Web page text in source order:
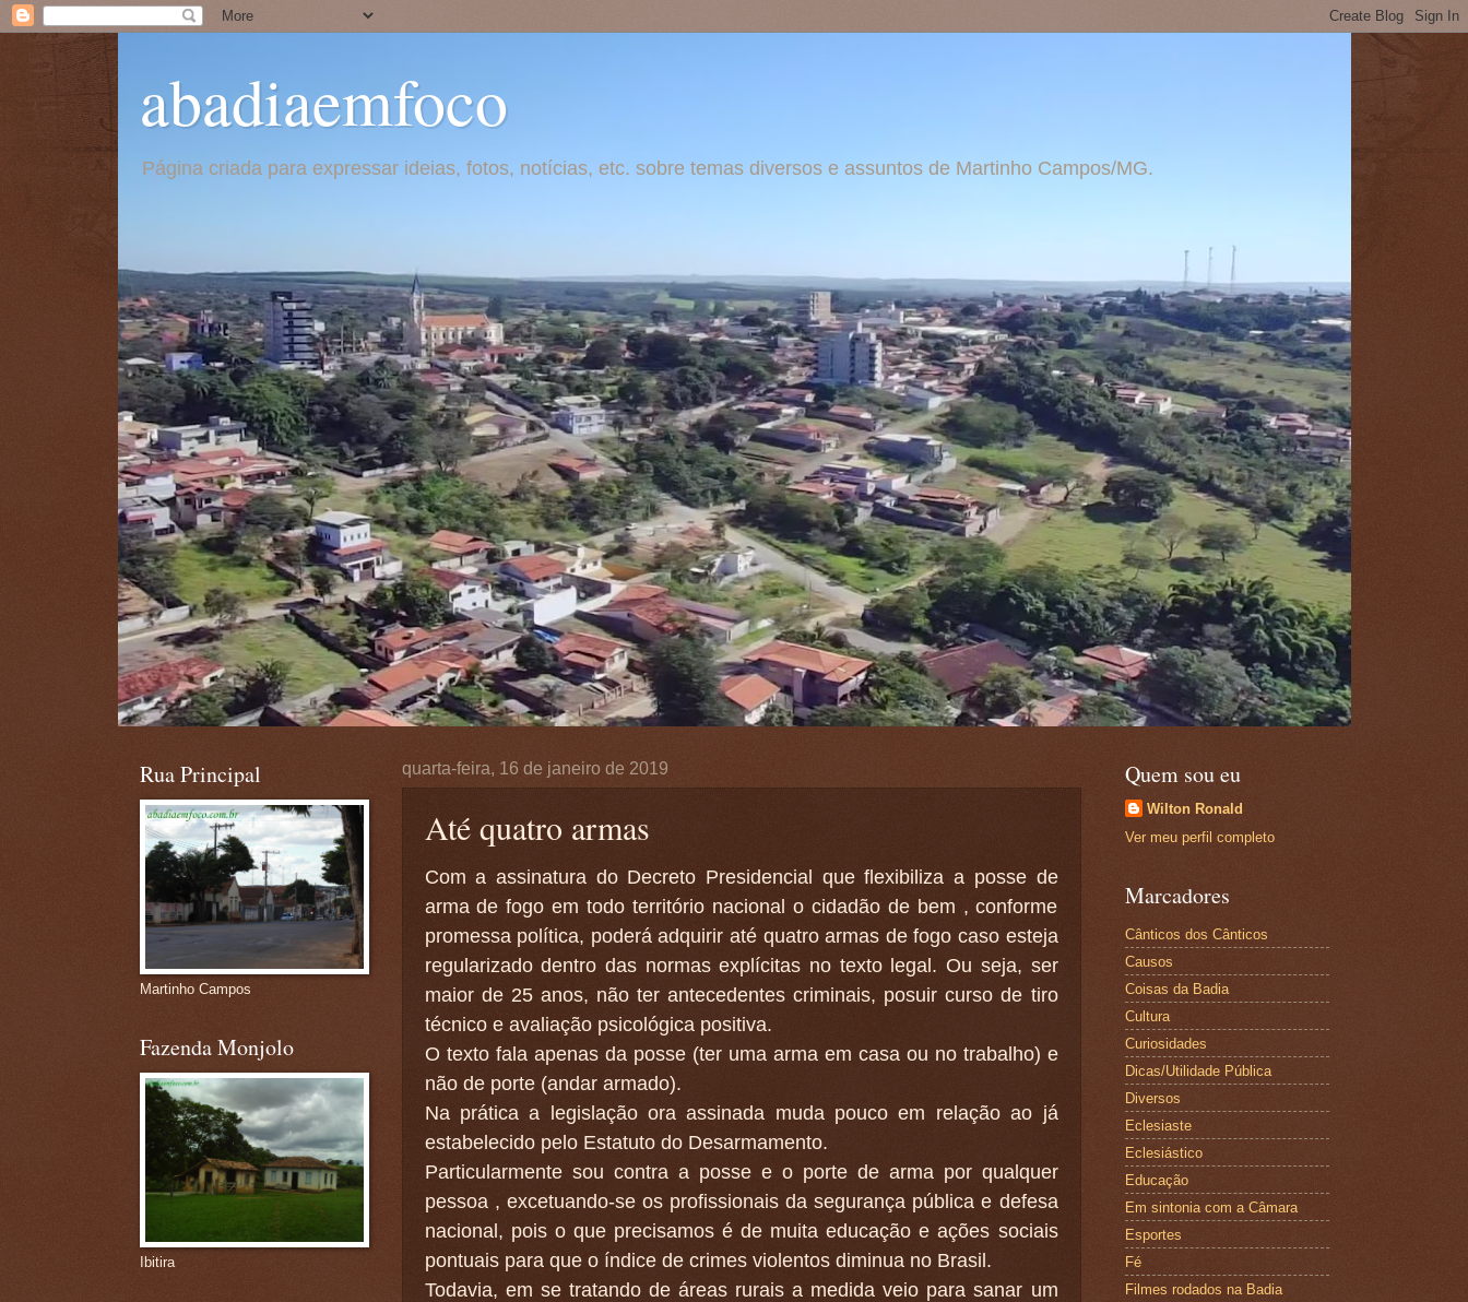
abadiaemfoco
Página criada para expressar ideias, fotos, notícias, etc. sobre temas diversos e assuntos de Martinho Campos/MG.
quarta-feira, 16 de janeiro de 2019
Até quatro armas
Com a assinatura do Decreto Presidencial que flexibiliza a posse de
arma de fogo em todo território nacional o cidadão de bem , conforme
promessa política, poderá adquirir até quatro armas de fogo caso esteja
regularizado dentro das normas explícitas no texto legal. Ou seja, ser
maior de 25 anos, não ter antecedentes criminais, posuir curso de tiro
técnico e avaliação psicológica positiva.
O texto fala apenas da posse (ter uma arma em casa ou no trabalho) e
não de porte (andar armado).
Na prática a legislação ora assinada muda pouco em relação ao já
estabelecido pelo Estatuto do Desarmamento.
Particularmente sou contra a posse e o porte de arma por qualquer
pessoa , excetuando-se os profissionais da segurança pública e defesa
nacional, pois o que precisamos é de muita educação e ações sociais
pontuais para que o índice de crimes violentos diminua no Brasil.
Todavia, em se tratando de áreas rurais a medida veio para sanar um
Rua Principal
Martinho Campos
Fazenda Monjolo
Ibitira
Quem sou eu
Wilton Ronald
Ver meu perfil completo
Marcadores
Cânticos dos Cânticos
Causos
Coisas da Badia
Cultura
Curiosidades
Dicas/Utilidade Pública
Diversos
Eclesiaste
Eclesiástico
Educação
Em sintonia com a Câmara
Esportes
Fé
Filmes rodados na Badia